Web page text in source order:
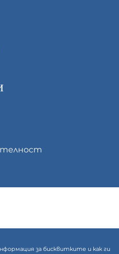
за бисквитките и как ги